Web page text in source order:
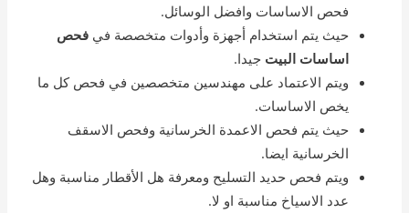
فحص الاساسات وافضل الوسائل.
حيث يتم استخدام أجهزة وأدوات متخصصة في فحص
اساسات البيت جيدا.
ويتم الاعتماد على مهندسين متخصصين في فحص كل ما
يخص الاساسات.
حيث يتم فحص الاعمدة الخرسانية وفحص الاسقف
الخرسانية ايضا.
ويتم فحص حديد التسليح ومعرفة هل الأقطار مناسبة وهل
عدد الاسياخ مناسبة او لا.